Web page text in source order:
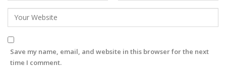
Save my name, email, and website in this browser for the next
time I comment.